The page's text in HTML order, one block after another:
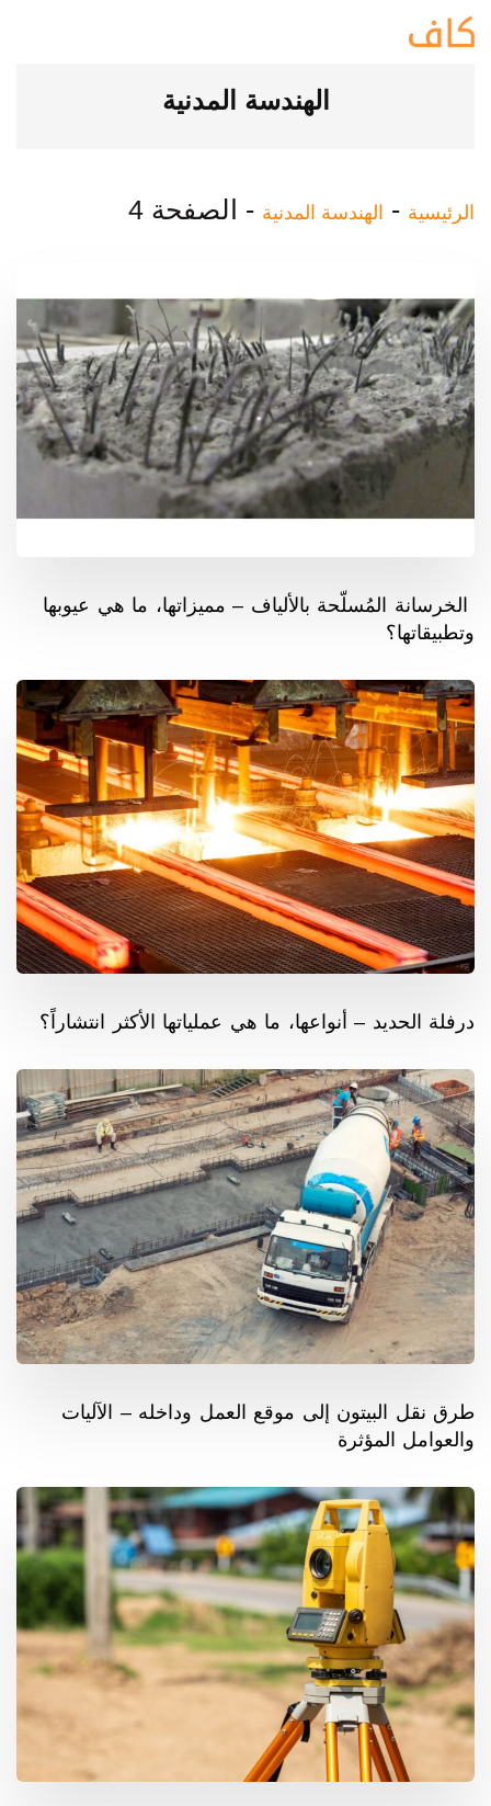
الهندسة المدنية
الرئيسية - الهندسة المدنية - الصفحة 4
الخرسانة المُسلّحة بالألياف – مميزاتها، ما هي عيوبها
وتطبيقاتها؟
درفلة الحديد – أنواعها، ما هي عملياتها الأكثر انتشاراً؟
طرق نقل البيتون إلى موقع العمل وداخله – الآليات
والعوامل المؤثرة